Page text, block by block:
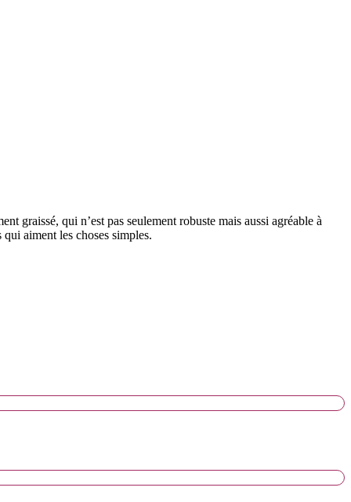
qui n’est pas seulement robuste mais aussi agréable à
aiment les choses simples.